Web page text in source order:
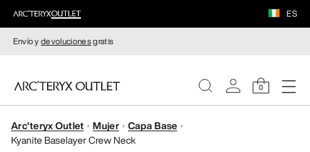
ES
Envío ydevolucionesgratis
0
MUJERE
Arc'teryx Outlet Mujer
Capa Base
Kyanite Baselayer Crew Neck